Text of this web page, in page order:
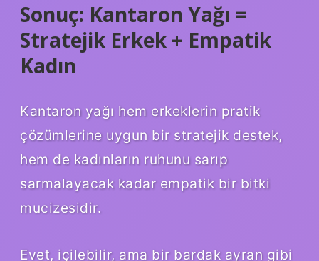
Sonuç: Kantaron Yağı =
Stratejik Erkek + Empatik
Kadın
Kantaron yağı hem erkeklerin pratik
çözümlerine uygun bir stratejik destek,
hem de kadınların ruhunu sarıp
sarmalayacak kadar empatik bir bitki
mucizesidir.
Evet, içilebilir, ama bir bardak ayran gibi